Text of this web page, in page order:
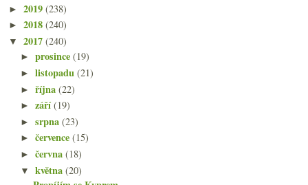
► 2019 (238)
► 2018 (240)
▼ 2017 (240)
►prosince(19)
►listopadu(21)
►října(22)
►září(19)
►srpna(23)
►července(15)
►června(18)
▼května(20)